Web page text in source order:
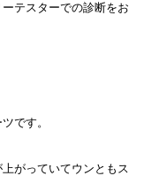
テスターでの診断をお
です。
がっていてウンともス